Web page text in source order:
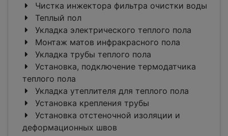
Чистка инжектора фильтра очистки воды
Теплый пол
Укладка электрического теплого пола
Монтаж матов инфракрасного пола
Укладка трубы теплого пола
Установка, подключение термодатчика
теплого пола
Укладка утеплителя для теплого пола
Установка крепления трубы
Установка отстеночной изоляции и
деформационных швов